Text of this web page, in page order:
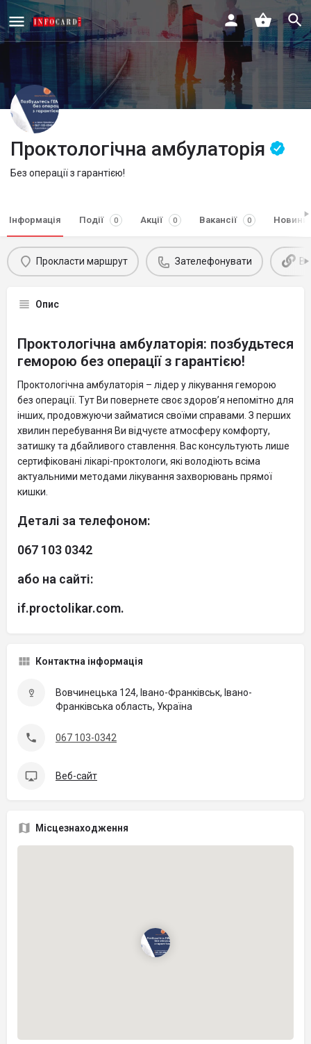
Проктологічна амбулаторія
Без операції з гарантією!
Інформація Події 0 Акції 0 Вакансії 0 Новини
Прокласти маршрут Зателефонувати
Опис
Проктологічна амбулаторія: позбудьтеся
геморою без операції з гарантією!
Проктологічна амбулаторія – лідер у лікування геморою
без операції. Тут Ви повернете своє здоров’я непомітно для
інших, продовжуючи займатися своїми справами. З перших
хвилин перебування Ви відчуєте атмосферу комфорту,
затишку та дбайливого ставлення. Вас консультують лише
сертифіковані лікарі-проктологи, які володіють всіма
актуальними методами лікування захворювань прямої
кишки.
Деталі за телефоном:
067 103 0342
або на сайті:
if.proctolikar.com.
Контактна інформація
Вовчинецька 124, Івано-Франківськ, Івано-
Франківська область, Україна
067 103-0342
Веб-сайт
Місцезнаходження